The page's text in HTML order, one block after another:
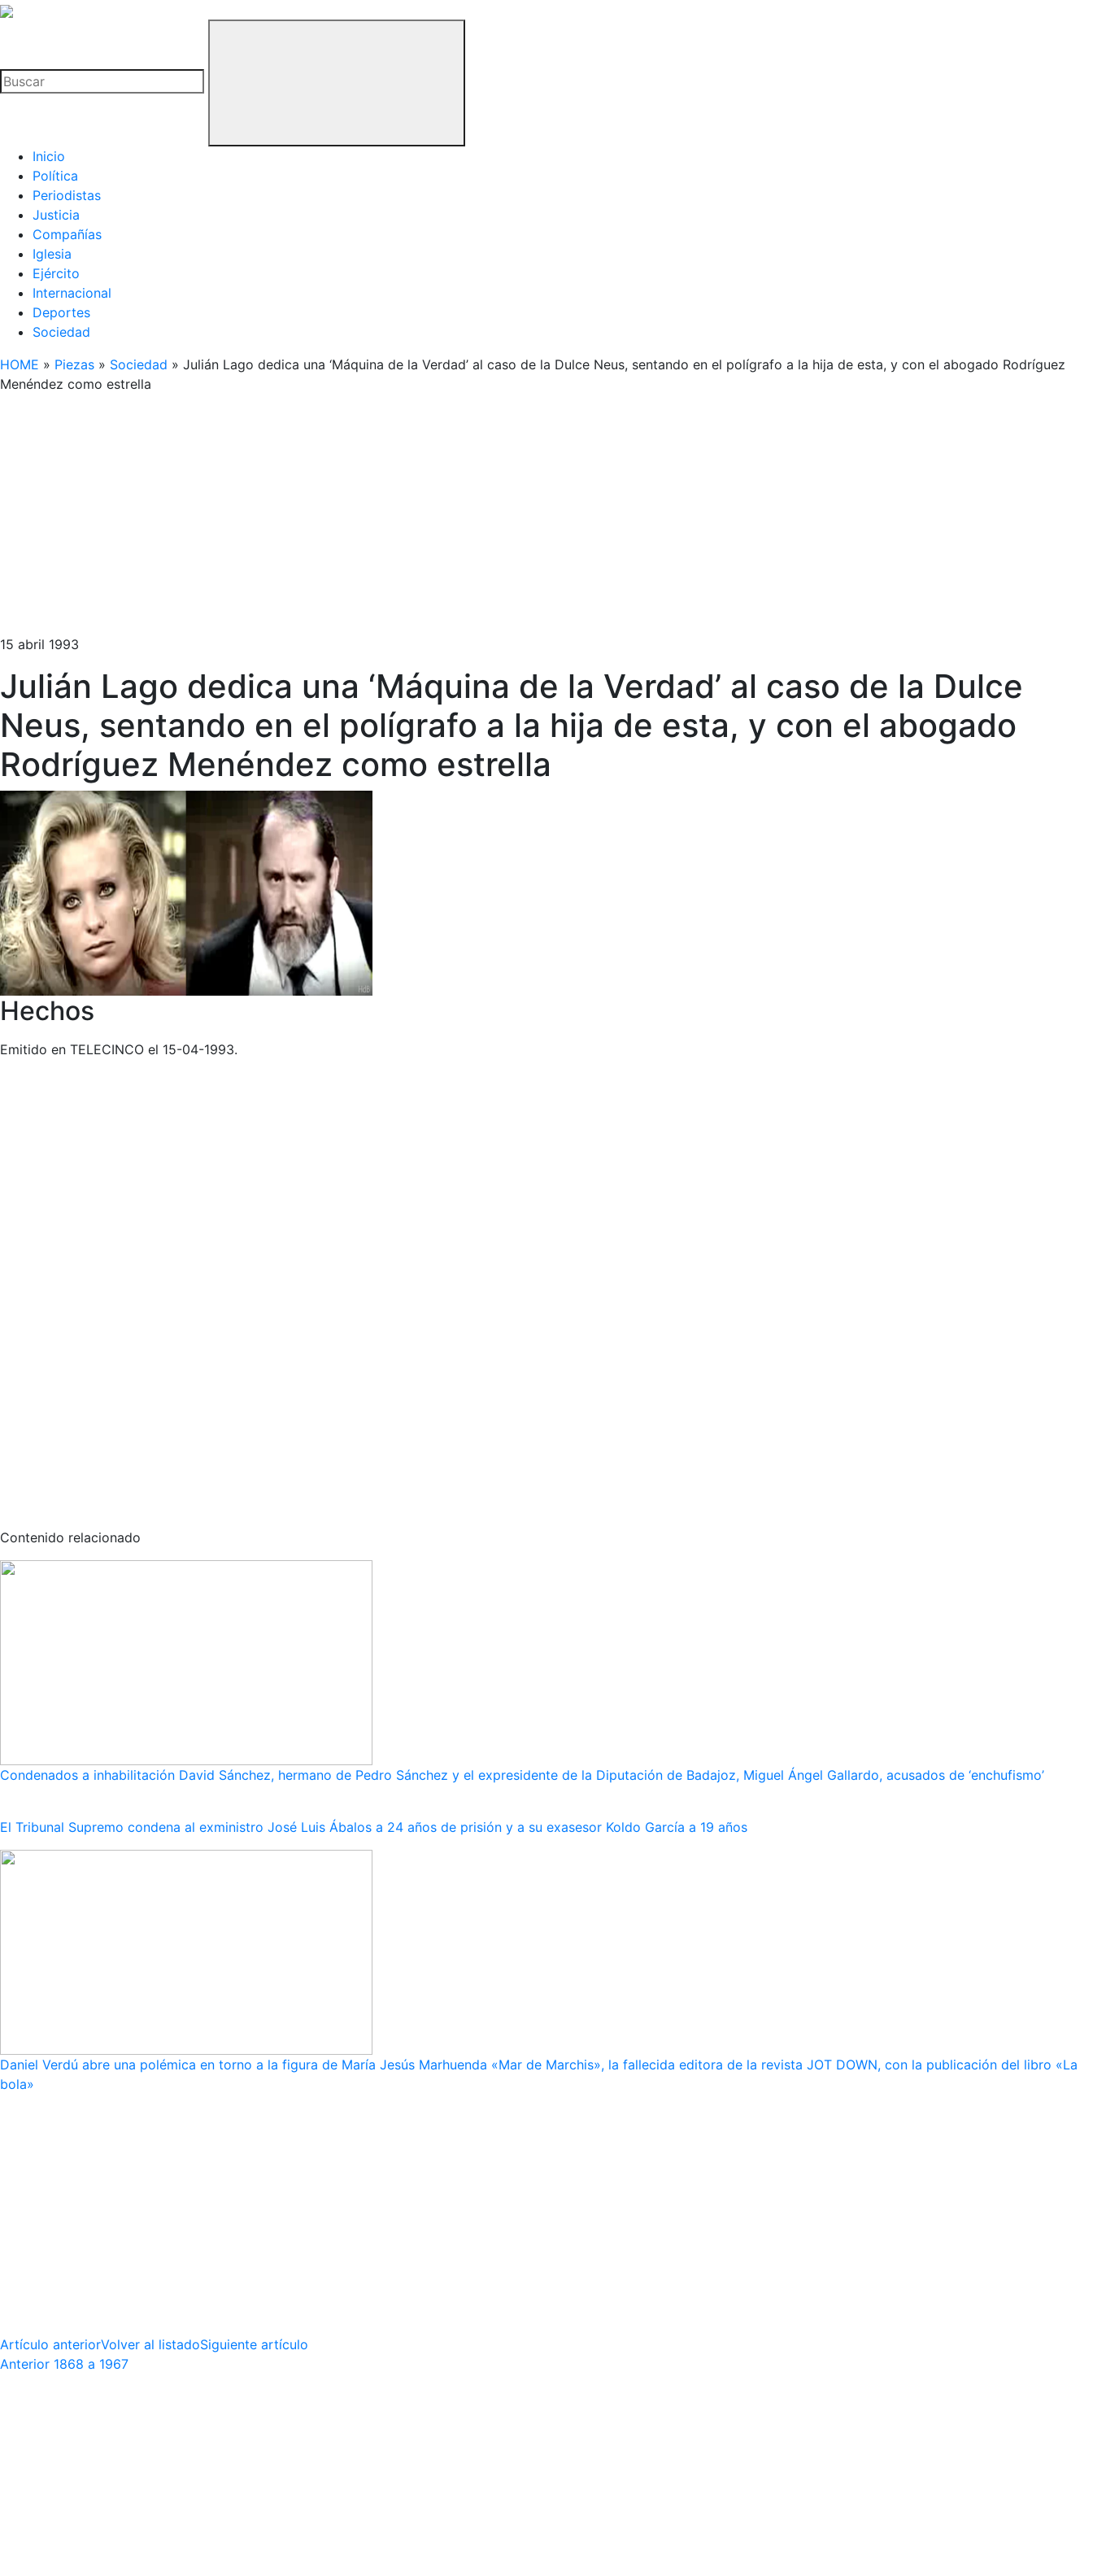
La
Buitre
Inicio
Política
Periodistas
Justicia
Compañías
Iglesia
Ejército
Internacional
Deportes
Sociedad
HOME » Piezas » Sociedad » Julián Lago dedica una ‘Máquina de la Verdad’ al caso de la Dulce Neus, sentando en el polígrafo a la hija de esta, y con el abogado Rodríguez
Menéndez como estrella
15 abril 1993
Julián Lago dedica una ‘Máquina de la Verdad’ al caso de la Dulce
Neus, sentando en el polígrafo a la hija de esta, y con el abogado
Rodríguez Menéndez como estrella
Hechos
Emitido en TELECINCO el 15-04-1993.
Contenido relacionado
Condenados a inhabilitación David Sánchez, hermano de Pedro Sánchez y el expresidente de la Diputación de Badajoz, Miguel Ángel Gallardo, acusados de ‘enchufismo’
El Tribunal Supremo condena al exministro José Luis Ábalos a 24 años de prisión y a su exasesor Koldo García a 19 años
Daniel Verdú abre una polémica en torno a la figura de María Jesús Marhuenda «Mar de Marchis», la fallecida editora de la revista JOT DOWN, con la publicación del libro «La
bola»
Artículo anteriorVolver al listadoSiguiente artículo
Anterior 1868 a 1967